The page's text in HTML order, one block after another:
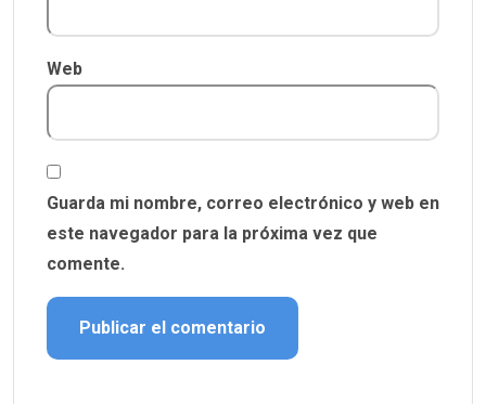
Web
Guarda mi nombre, correo electrónico y web en
este navegador para la próxima vez que
comente.